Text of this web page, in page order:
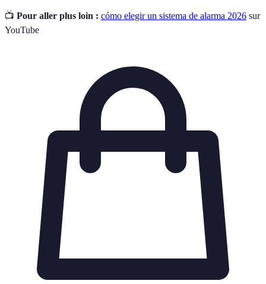
📺 Pour aller plus loin : cómo elegir un sistema de alarma 2026 sur
YouTube